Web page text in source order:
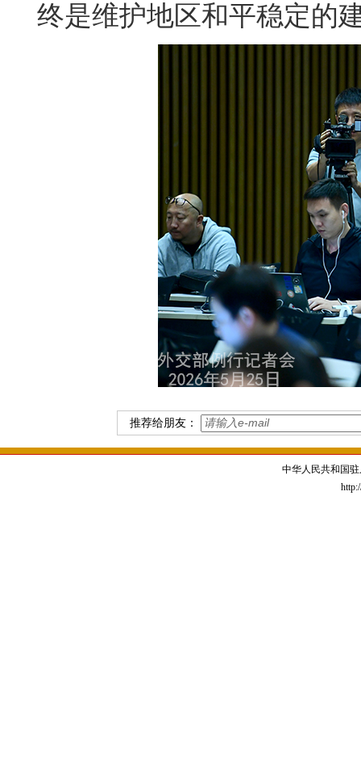
终是维护地区和平稳定的
推荐给朋友：
中华人民共和国